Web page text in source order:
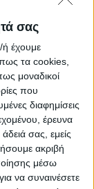
σας
ή έχουμε
τα cookies,
μοναδικοί
που
διαφημίσεις
έρευνα
σας, εμείς
ακριβή
μέσω
να συναινέσετε
έκανα